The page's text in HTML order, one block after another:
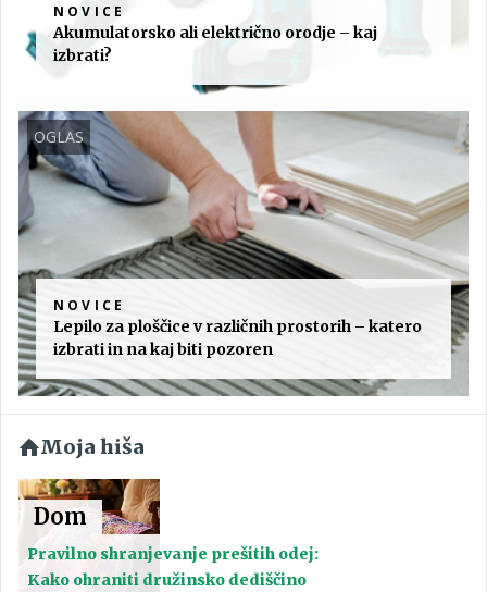
NOVICE
Akumulatorsko ali električno orodje – kaj
izbrati?
OGLAS
NOVICE
Lepilo za ploščice v različnih prostorih – katero
izbrati in na kaj biti pozoren
Moja hiša
Dom
Pravilno shranjevanje prešitih odej:
Kako ohraniti družinsko dediščino